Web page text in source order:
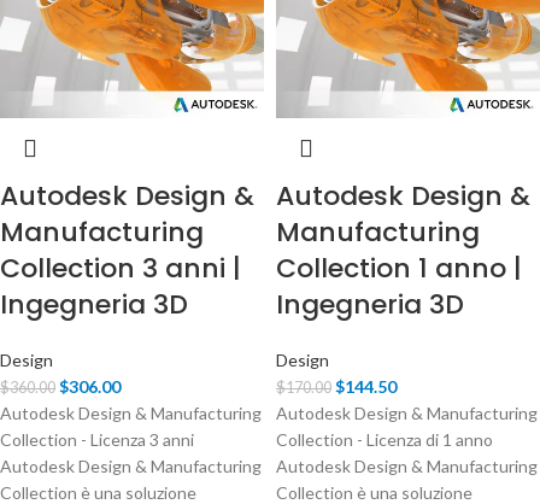
Autodesk Design &
Manufacturing
Collection 3 anni |
Ingegneria 3D
Design
$360.00 $306.00
Autodesk Design & Manufacturing
Collection - Licenza 3 anni
Autodesk Design & Manufacturing
Collection è una soluzione
Autodesk Design &
Manufacturing
Collection 1 anno |
Ingegneria 3D
Design
$170.00 $144.50
Autodesk Design & Manufacturing
Collection - Licenza di 1 anno
Autodesk Design & Manufacturing
Collection è una soluzione